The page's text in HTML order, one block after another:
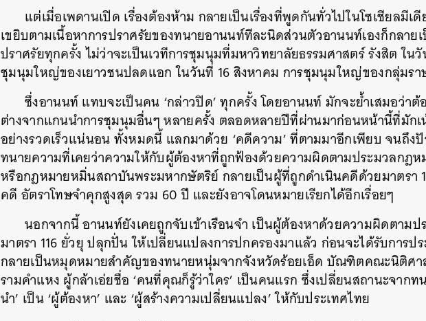
แต่เมื่อเพดานเปิด เรื่องต้องห้าม กลายเป็นเรื่องที่พูดกันทั่วไปในโซเชียลมี
เขยิบตามเนื้อหาการปราศรัยของทนายอานนท์ทีละนิดส่วนตัวอานนท์เองก็กลายเ
ปราศรัยทุกครั้ง ไม่ว่าจะเป็นเวทีการชุมนุมที่มหาวิทยาลัยธรรมศาสตร์ รังสิต ใน
ชุมนุมใหญ่ของเยาวชนปลดแอก ในวันที่ 16 สิงหาคม การชุมนุมใหญ่ของกลุ่มรา
ซึ่งอานนท์ แทบจะเป็นคน ‘กล่าวปิด’ ทุกครั้ง โดยอานนท์ มักจะย้ำเสมอว่าต้
ต่างจากแกนนำการชุมนุมอื่นๆ หลายครั้ง ตลอดหลายปีที่ผ่านมาก่อนหน้านี้ที่มักเ
อย่างรวดเร็วแน่นอน ทั้งหมดนี้ แลกมาด้วย ‘คดีความ’ ที่ตามมาอีกเพียบ จนถึ
ทนายความที่เคยว่าความให้กับผู้ต้องหาที่ถูกฟ้องด้วยความผิดตามประมวลกฎห
หรือกฎหมายหมิ่นสถาบันพระมหากษัตริย์ กลายเป็นผู้ที่ถูกดำเนินคดีด้วยมาตรา
คดี อัตราโทษจำคุกสูงสุด รวม 60 ปี และยังอาจโดนหมายเรียกได้อีกเรื่อยๆ
นอกจากนี้ อานนท์ยังเคยถูกจับเข้าเรือนจำ เป็นผู้ต้องหาด้วยความผิดตาม
มาตรา 116 ยั่วยุ ปลุกปั่น ให้เปลี่ยนแปลงการปกครองมาแล้ว ก่อนจะได้รับการ
กลายเป็นหมุดหมายสำคัญของทนายหนุ่มจากจังหวัดร้อยเอ็ด บัณฑิตคณะนิติศา
รามคำแหง ผู้กล้าเอ่ยชื่อ ‘คนที่คุณก็รู้ว่าใคร’ เป็นคนแรก ซึ่งเปลี่ยนสถานะจากท
นำ’ เป็น ‘ผู้ต้องหา’ และ ‘ผู้สร้างความเปลี่ยนแปลง’ ให้กับประเทศไทย